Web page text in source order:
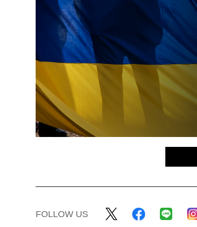
FOLLOW US